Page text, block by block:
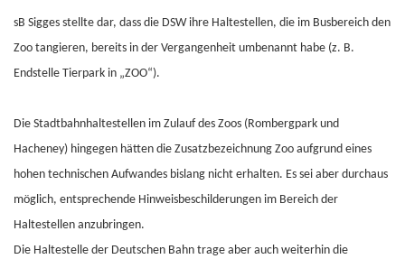
sB Sigges stellte dar, dass die DSW ihre Haltestellen, die im Busbereich den
Zoo tangieren, bereits in der Vergangenheit umbenannt habe (z. B.
Endstelle Tierpark in „ZOO“).
Die Stadtbahnhaltestellen im Zulauf des Zoos (Rombergpark und
Hacheney) hingegen hätten die Zusatzbezeichnung Zoo aufgrund eines
hohen technischen Aufwandes bislang nicht erhalten. Es sei aber durchaus
möglich, entsprechende Hinweisbeschilderungen im Bereich der
Haltestellen anzubringen.
Die Haltestelle der Deutschen Bahn trage aber auch weiterhin die